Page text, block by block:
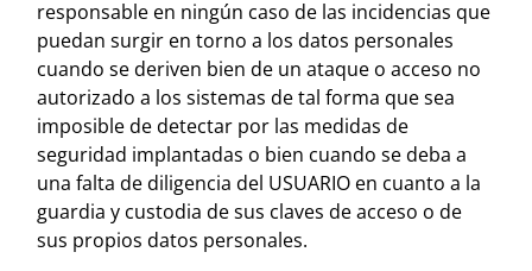
responsable en ningún caso de las incidencias que
puedan surgir en torno a los datos personales
cuando se deriven bien de un ataque o acceso no
autorizado a los sistemas de tal forma que sea
imposible de detectar por las medidas de
seguridad implantadas o bien cuando se deba a
una falta de diligencia del USUARIO en cuanto a la
guardia y custodia de sus claves de acceso o de
sus propios datos personales.